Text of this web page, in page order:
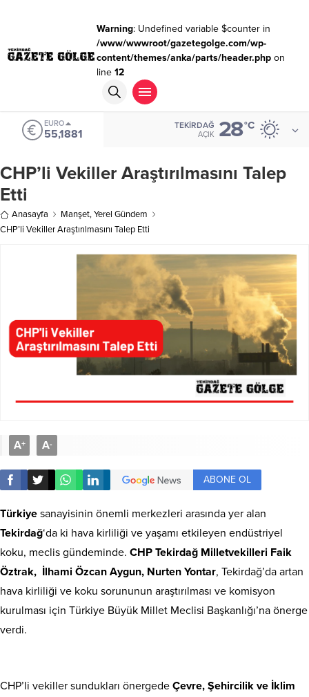
Warning: Undefined variable $counter in
/www/wwwroot/gazetegolge.com/wp-
content/themes/anka/parts/header.phpon
line 12
EURO
55,1881
TEKIRDAĞ
AÇIK 28°C
CHP’li Vekiller Araştırılmasını Talep
Etti
Anasayfa Manşet,Yerel Gündem
CHP’li Vekiller Araştırılmasını Talep Etti
A+ A-
ABONE OL
Türkiye sanayisinin önemli merkezleri arasında yer alan
Tekirdağ‘da ki hava kirliliği ve yaşamı etkileyen endüstriyel
koku, meclis gündeminde. CHP Tekirdağ Milletvekilleri Faik
Öztrak, İlhami Özcan Aygun, Nurten Yontar, Tekirdağ’da artan
hava kirliliği ve koku sorununun araştırılması ve komisyon
kurulması için Türkiye Büyük Millet Meclisi Başkanlığı’na önerge
verdi.
CHP’li vekiller sundukları önergede Çevre, Şehircilik ve İklim